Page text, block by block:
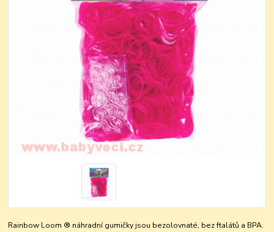
Rainbow Loom ® náhradní gumičky jsou bezolovnaté, bez ftalátů a BPA.